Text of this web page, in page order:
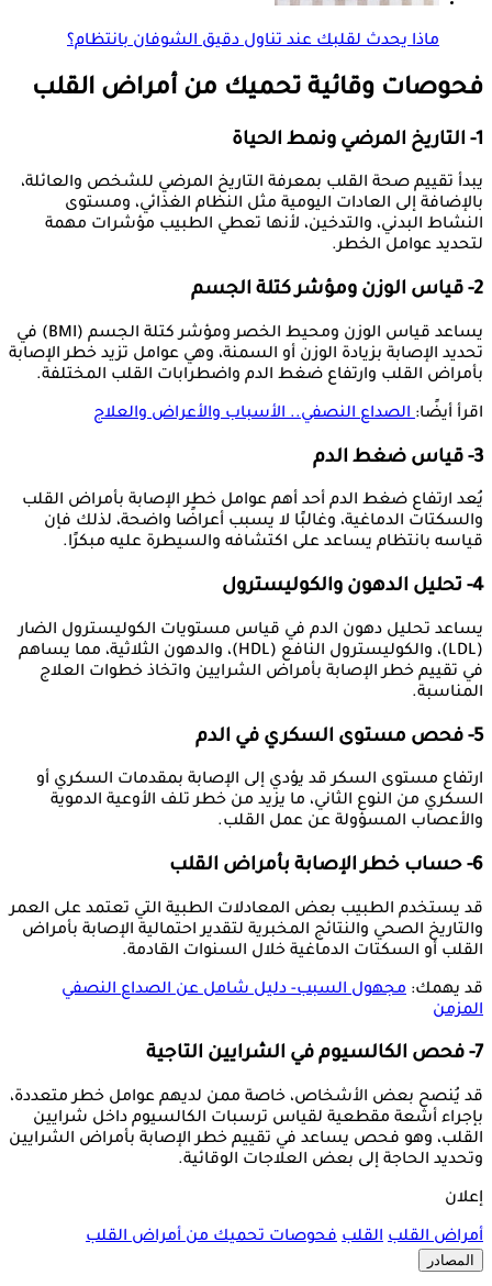
ماذا يحدث لقلبك عند تناول دقيق الشوفان بانتظام؟
فحوصات وقائية تحميك من أمراض القلب
1- التاريخ المرضي ونمط الحياة
يبدأ تقييم صحة القلب بمعرفة التاريخ المرضي للشخص والعائلة،
بالإضافة إلى العادات اليومية مثل النظام الغذائي، ومستوى
النشاط البدني، والتدخين، لأنها تعطي الطبيب مؤشرات مهمة
لتحديد عوامل الخطر.
2- قياس الوزن ومؤشر كتلة الجسم
يساعد قياس الوزن ومحيط الخصر ومؤشر كتلة الجسم (BMI) في
تحديد الإصابة بزيادة الوزن أو السمنة، وهي عوامل تزيد خطر الإصابة
بأمراض القلب وارتفاع ضغط الدم واضطرابات القلب المختلفة.
اقرأ أيضًا:الصداع النصفي.. الأسباب والأعراض والعلاج
3- قياس ضغط الدم
يُعد ارتفاع ضغط الدم أحد أهم عوامل خطر الإصابة بأمراض القلب
والسكتات الدماغية، وغالبًا لا يسبب أعراضًا واضحة، لذلك فإن
قياسه بانتظام يساعد على اكتشافه والسيطرة عليه مبكرًا.
4- تحليل الدهون والكوليسترول
يساعد تحليل دهون الدم في قياس مستويات الكوليسترول الضار
(LDL)، والكوليسترول النافع (HDL)، والدهون الثلاثية، مما يساهم
في تقييم خطر الإصابة بأمراض الشرايين واتخاذ خطوات العلاج
المناسبة.
5- فحص مستوى السكري في الدم
ارتفاع مستوى السكر قد يؤدي إلى الإصابة بمقدمات السكري أو
السكري من النوع الثاني، ما يزيد من خطر تلف الأوعية الدموية
والأعصاب المسؤولة عن عمل القلب.
6- حساب خطر الإصابة بأمراض القلب
قد يستخدم الطبيب بعض المعادلات الطبية التي تعتمد على العمر
والتاريخ الصحي والنتائج المخبرية لتقدير احتمالية الإصابة بأمراض
القلب أو السكتات الدماغية خلال السنوات القادمة.
قد يهمك: مجهول السبب- دليل شامل عن الصداع النصفي
المزمن
7- فحص الكالسيوم في الشرايين التاجية
قد يُنصح بعض الأشخاص، خاصة ممن لديهم عوامل خطر متعددة،
بإجراء أشعة مقطعية لقياس ترسبات الكالسيوم داخل شرايين
القلب، وهو فحص يساعد في تقييم خطر الإصابة بأمراض الشرايين
وتحديد الحاجة إلى بعض العلاجات الوقائية.
إعلان
أمراض القلب القلب فحوصات تحميك من أمراض القلب
المصادر